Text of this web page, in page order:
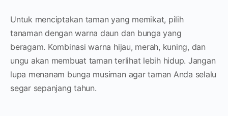
Untuk menciptakan taman yang memikat, pilih
tanaman dengan warna daun dan bunga yang
beragam. Kombinasi warna hijau, merah, kuning, dan
ungu akan membuat taman terlihat lebih hidup. Jangan
lupa menanam bunga musiman agar taman Anda selalu
segar sepanjang tahun.